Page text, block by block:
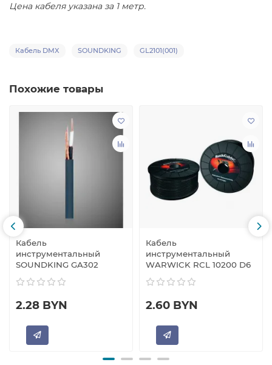
Цена кабеля указана за 1 метр.
Кабель DMX SOUNDKING GL2101(001)
Похожие товары
Кабель
инструментальный
SOUNDKING GA302
2.28 BYN
Кабель
инструментальный
WARWICK RCL 10200 D6
2.60 BYN